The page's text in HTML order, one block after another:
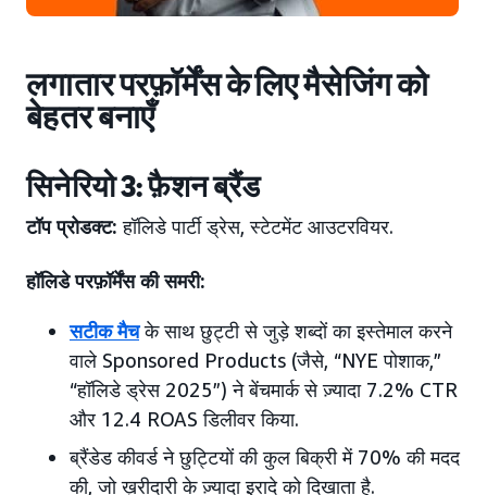
लगातार परफ़ॉर्मेंस के लिए मैसेजिंग को
बेहतर बनाएँ
सिनेरियो 3: फ़ैशन ब्रैंड
टॉप प्रोडक्ट: हॉलिडे पार्टी ड्रेस, स्टेटमेंट आउटरवियर.
हॉलिडे परफ़ॉर्मेंस की समरी:
सटीक मैचके साथ छुट्टी से जुड़े शब्दों का इस्तेमाल करने
वाले Sponsored Products (जैसे, “NYE पोशाक,”
“हॉलिडे ड्रेस 2025”) ने बेंचमार्क से ज़्यादा 7.2% CTR
और 12.4 ROAS डिलीवर किया.
ब्रैंडेड कीवर्ड ने छुट्टियों की कुल बिक्री में 70% की मदद
की, जो ख़रीदारी के ज़्यादा इरादे को दिखाता है.